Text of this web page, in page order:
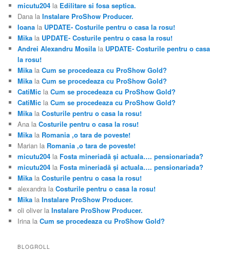
micutu204 la Edilitare si fosa septica.
Dana laInstalare ProShow Producer.
Ioana la UPDATE- Costurile pentru o casa la rosu!
Mika la UPDATE- Costurile pentru o casa la rosu!
Andrei Alexandru Mosila la UPDATE- Costurile pentru o casa
la rosu!
Mika laCum se procedeaza cu ProShow Gold?
Mika laCum se procedeaza cu ProShow Gold?
CatiMic laCum se procedeaza cu ProShow Gold?
CatiMic laCum se procedeaza cu ProShow Gold?
Mika laCosturile pentru o casa la rosu!
Ana laCosturile pentru o casa la rosu!
Mika la Romania ,o tara de poveste!
Marian la Romania ,o tara de poveste!
micutu204 la Fosta mineriadă şi actuala…. pensionariada?
micutu204 la Fosta mineriadă şi actuala…. pensionariada?
Mika laCosturile pentru o casa la rosu!
alexandra laCosturile pentru o casa la rosu!
Mika laInstalare ProShow Producer.
oli oliver laInstalare ProShow Producer.
Irina laCum se procedeaza cu ProShow Gold?
BLOGROLL